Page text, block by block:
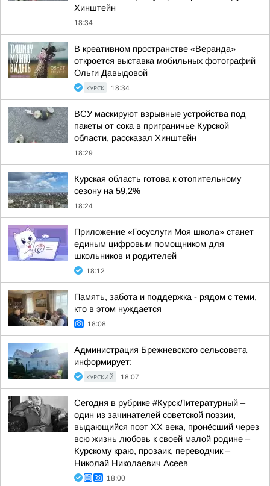
Хинштейн
18:34
В креативном пространстве «Веранда»
откроется выставка мобильных фотографий
Ольги Давыдовой
КУРСК 18:34
ВСУ маскируют взрывные устройства под
пакеты от сока в приграничье Курской
области, рассказал Хинштейн
18:29
Курская область готова к отопительному
сезону на 59,2%
18:24
Приложение «Госуслуги Моя школа» станет
единым цифровым помощником для
школьников и родителей
18:12
Память, забота и поддержка - рядом с теми,
кто в этом нуждается
18:08
Администрация Брежневского сельсовета
информирует:
КУРСКИЙ 18:07
Сегодня в рубрике #КурскЛитературный –
один из зачинателей советской поэзии,
выдающийся поэт ХХ века, пронёсший через
всю жизнь любовь к своей малой родине –
Курскому краю, прозаик, переводчик –
Николай Николаевич Асеев
18:00